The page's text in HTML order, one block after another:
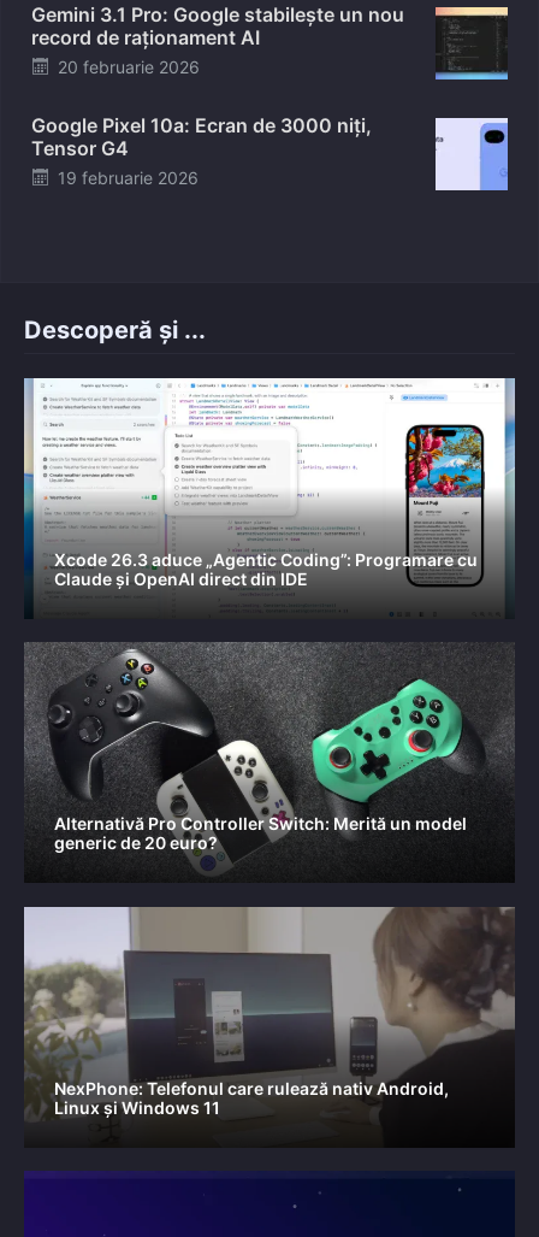
Gemini 3.1 Pro: Google stabilește un nou
record de raționament AI
Posted
20 februarie 2026
Google Pixel 10a: Ecran de 3000 niți,
Tensor G4
Posted
19 februarie 2026
Descoperă și ...
Xcode 26.3 aduce „Agentic Coding”: Programare cu
Claude și OpenAI direct din IDE
Alternativă Pro Controller Switch: Merită un model
generic de 20 euro?
NexPhone: Telefonul care rulează nativ Android,
Linux și Windows 11